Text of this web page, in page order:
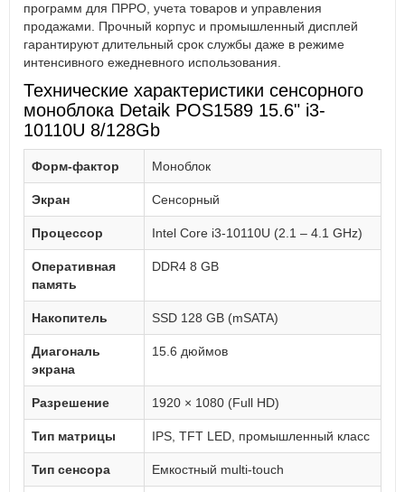
программ для ПРРО, учета товаров и управления
продажами. Прочный корпус и промышленный дисплей
гарантируют длительный срок службы даже в режиме
интенсивного ежедневного использования.
Технические характеристики сенсорного
моноблока Detaik POS1589 15.6" i3-
10110U 8/128Gb
Форм-фактор Моноблок
Экран Сенсорный
Процессор Intel Core i3-10110U (2.1 – 4.1 GHz)
Оперативная
память
DDR4 8 GB
Накопитель SSD 128 GB (mSATA)
Диагональ
экрана
15.6 дюймов
Разрешение 1920 × 1080 (Full HD)
Тип матрицы IPS, TFT LED, промышленный класс
Тип сенсора Емкостный multi-touch